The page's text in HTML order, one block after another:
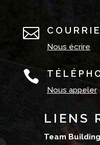

Nous écrire

Nous appeler
LIENS
Team Building